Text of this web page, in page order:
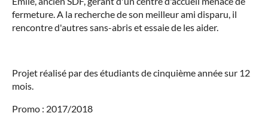
fermeture. A la recherche de son meilleur ami disparu, il
rencontre d'autres sans-abris et essaie de les aider.
Projet réalisé par des étudiants de cinquième année sur 12
mois.
Promo : 2017/2018